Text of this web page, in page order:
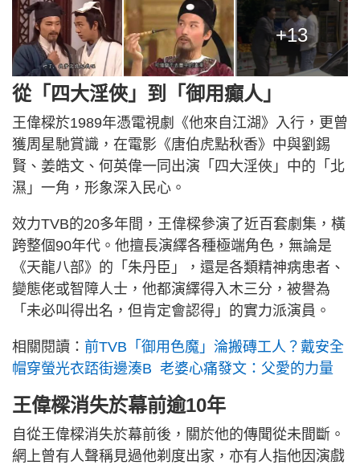
+13
從「四大淫俠」到「御用癲人」
王偉樑於1989年憑電視劇《他來自江湖》入行，更曾
獲周星馳賞識，在電影《唐伯虎點秋香》中與劉錫
賢、姜皓文、何英偉一同出演「四大淫俠」中的「北
濕」一角，形象深入民心。
效力TVB的20多年間，王偉樑參演了近百套劇集，橫
跨整個90年代。他擅長演繹各種極端角色，無論是
《天龍八部》的「朱丹臣」，還是各類精神病患者、
變態佬或智障人士，他都演繹得入木三分，被譽為
「未必叫得出名，但肯定會認得」的實力派演員。
相關閱讀： 前TVB「御用色魔」淪搬磚工人？戴安全
帽穿螢光衣踎街邊湊B 老婆心痛發文：父愛的力量
王偉樑消失於幕前逾10年
自從王偉樑消失於幕前後，關於他的傳聞從未間斷。
網上曾有人聲稱見過他剃度出家，亦有人指他因演戲